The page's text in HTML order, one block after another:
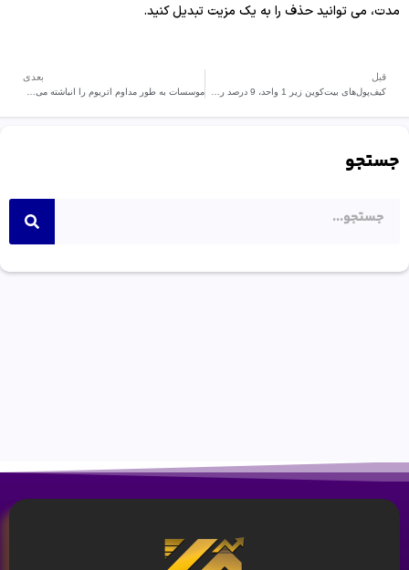
مدت، می توانید حذف را به یک مزیت تبدیل کنید.
قبل بعدی
جستجو